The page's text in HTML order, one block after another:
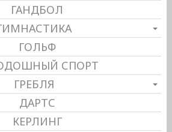
ГАНДБОЛ
ГОЛЬФ
СПОРТ
ГРЕБЛЯ
ДАРТС
КЕРЛИНГ